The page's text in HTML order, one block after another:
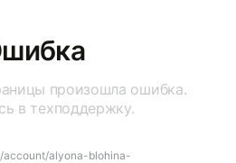
произошла ошибка.
в техподдержку.
account/alyona-blohina-